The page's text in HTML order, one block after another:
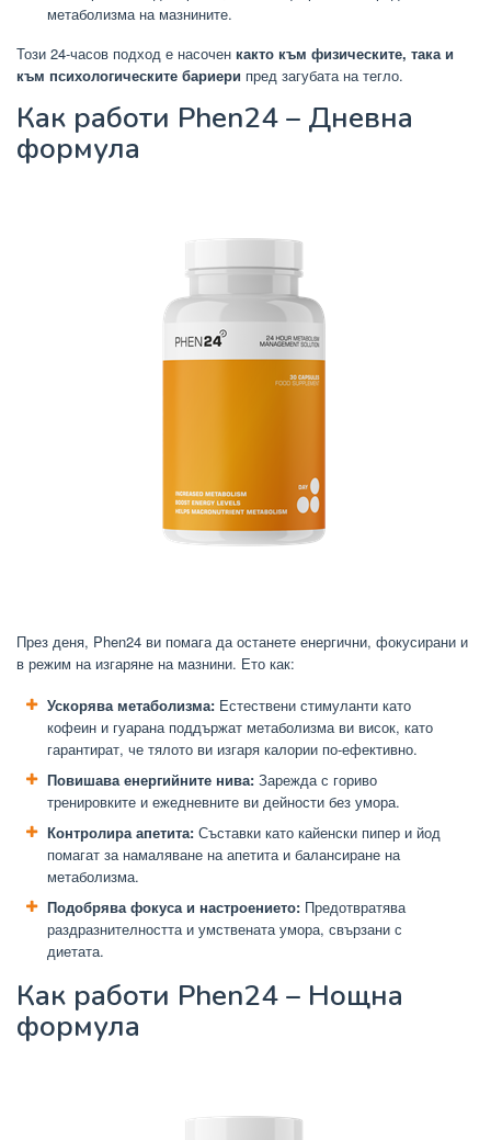
метаболизма на мазнините.
Този 24-часов подход е насочен както към физическите, така и
към психологическите бариери пред загубата на тегло.
Как работи Phen24 – Дневна
формула
През деня, Phen24 ви помага да останете енергични, фокусирани и
в режим на изгаряне на мазнини. Ето как:
Ускорява метаболизма: Естествени стимуланти като
кофеин и гуарана поддържат метаболизма ви висок, като
гарантират, че тялото ви изгаря калории по-ефективно.
Повишава енергийните нива: Зарежда с гориво
тренировките и ежедневните ви дейности без умора.
Контролира апетита: Съставки като кайенски пипер и йод
помагат за намаляване на апетита и балансиране на
метаболизма.
Подобрява фокуса и настроението: Предотвратява
раздразнителността и умствената умора, свързани с
диетата.
Как работи Phen24 – Нощна
формула